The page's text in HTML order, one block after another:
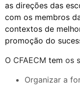
as direções das
com os membros
contextos de
promoção do
O CFAECM tem os
Organizar a